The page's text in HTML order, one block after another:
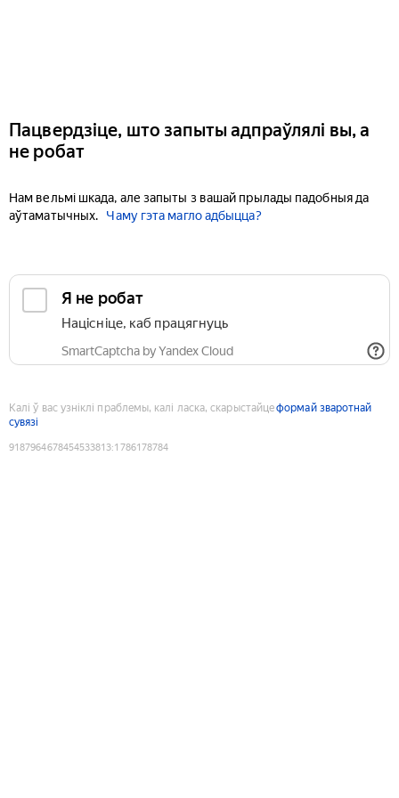
Пацвердзіце, што запыты адпраўлялі вы, а
не робат
Нам вельмі шкада, але запыты з вашай прылады падобныя да
аўтаматычных.
Чаму гэта магло адбыцца?
Я не робат
Націсніце, каб працягнуць
SmartCaptcha by Yandex Cloud
Калі ў вас узніклі праблемы, калі ласка, скарыстайцеформай зваротнай
сувязі
9187964678454533813:1786178784